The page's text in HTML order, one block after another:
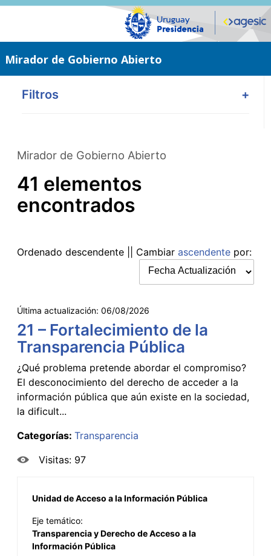
Saltar
Mirador de Gobierno Abierto
Filtros +
Mirador de Gobierno Abierto
41 elementos
encontrados
Ordenado descendente || Cambiar ascendente por:
Última actualización: 06/08/2026
21 – Fortalecimiento de la
Transparencia Pública
¿Qué problema pretende abordar el compromiso?
El desconocimiento del derecho de acceder a la
información pública que aún existe en la sociedad,
la dificult...
Categorías: Transparencia
Visitas: 97
Unidad de Acceso a la Información Pública
Eje temático:
Transparencia y Derecho de Acceso a la
Información Pública